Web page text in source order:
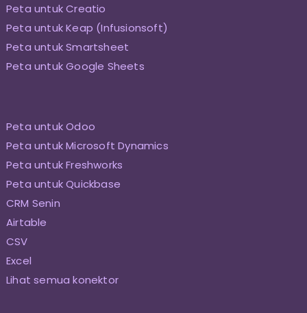
Peta untuk Creatio
Peta untuk Keap (Infusionsoft)
Peta untuk Smartsheet
Peta untuk Google Sheets
Peta untuk Odoo
Peta untuk Microsoft Dynamics
Peta untuk Freshworks
Peta untuk Quickbase
CRM Senin
Airtable
CSV
Excel
Lihat semua konektor